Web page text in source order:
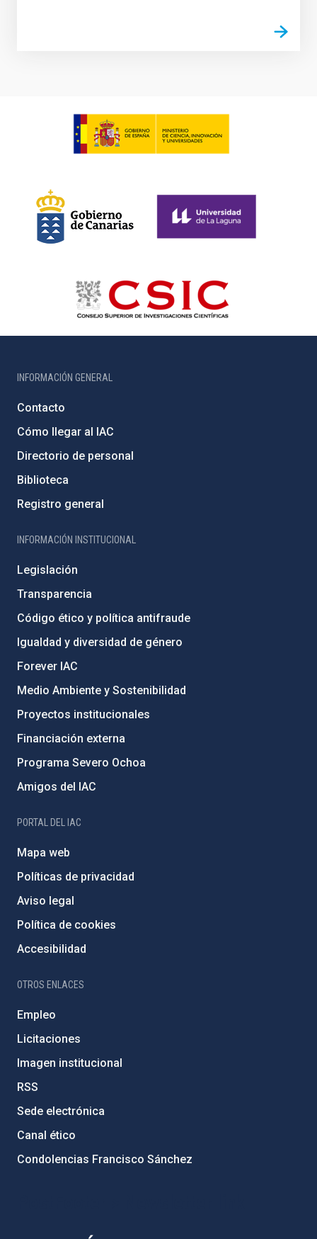
INFORMACIÓN GENERAL
Contacto
Cómo llegar al IAC
Directorio de personal
Biblioteca
Registro general
INFORMACIÓN INSTITUCIONAL
Legislación
Transparencia
Código ético y política antifraude
Igualdad y diversidad de género
Forever IAC
Medio Ambiente y Sostenibilidad
Proyectos institucionales
Financiación externa
Programa Severo Ochoa
Amigos del IAC
PORTAL DEL IAC
Mapa web
Políticas de privacidad
Aviso legal
Política de cookies
Accesibilidad
OTROS ENLACES
Empleo
Licitaciones
Imagen institucional
RSS
Sede electrónica
Canal ético
Condolencias Francisco Sánchez